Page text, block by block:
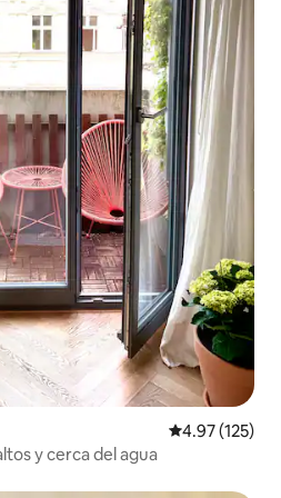
Calificación
4.97 (125)
y cerca del agua